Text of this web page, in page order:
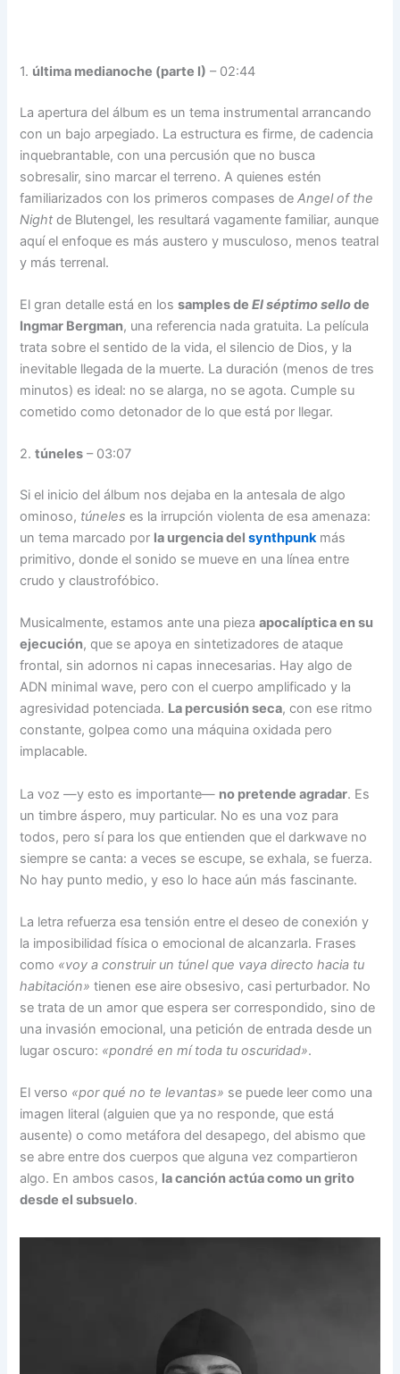
1. última medianoche (parte I) – 02:44
La apertura del álbum es un tema instrumental arrancando
con un bajo arpegiado. La estructura es firme, de cadencia
inquebrantable, con una percusión que no busca
sobresalir, sino marcar el terreno. A quienes estén
familiarizados con los primeros compases deAngel of the
Night de Blutengel, les resultará vagamente familiar, aunque
aquí el enfoque es más austero y musculoso, menos teatral
y más terrenal.
El gran detalle está en lossamples deEl séptimo sellode
Ingmar Bergman, una referencia nada gratuita. La película
trata sobre el sentido de la vida, el silencio de Dios, y la
inevitable llegada de la muerte. La duración (menos de tres
minutos) es ideal: no se alarga, no se agota. Cumple su
cometido como detonador de lo que está por llegar.
2.túneles – 03:07
Si el inicio del álbum nos dejaba en la antesala de algo
ominoso, túneles es la irrupción violenta de esa amenaza:
un tema marcado por la urgencia delsynthpunkmás
primitivo, donde el sonido se mueve en una línea entre
crudo y claustrofóbico.
Musicalmente, estamos ante una piezaapocalíptica en su
ejecución, que se apoya en sintetizadores de ataque
frontal, sin adornos ni capas innecesarias. Hay algo de
ADN minimal wave, pero con el cuerpo amplificado y la
agresividad potenciada. La percusión seca, con ese ritmo
constante, golpea como una máquina oxidada pero
implacable.
La voz —y esto es importante— no pretende agradar. Es
un timbre áspero, muy particular. No es una voz para
todos, pero sí para los que entienden que el darkwave no
siempre se canta: a veces se escupe, se exhala, se fuerza.
No hay punto medio, y eso lo hace aún más fascinante.
La letra refuerza esa tensión entre el deseo de conexión y
la imposibilidad física o emocional de alcanzarla. Frases
como «voy a construir un túnel que vaya directo hacia tu
habitación» tienen ese aire obsesivo, casi perturbador. No
se trata de un amor que espera ser correspondido, sino de
una invasión emocional, una petición de entrada desde un
lugar oscuro: «pondré en mí toda tu oscuridad».
El verso «por qué no te levantas» se puede leer como una
imagen literal (alguien que ya no responde, que está
ausente) o como metáfora del desapego, del abismo que
se abre entre dos cuerpos que alguna vez compartieron
algo. En ambos casos, la canción actúa como un grito
desde el subsuelo.